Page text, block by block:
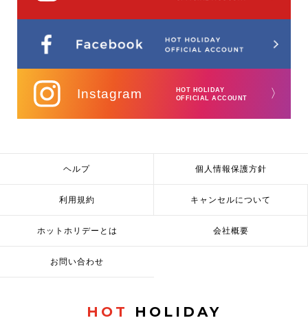
Instagram
HOT HOLIDAY
OFFICIAL ACCOUNT
〉
ヘルプ 個人情報保護方針
利用規約 キャンセルについて
ホットホリデーとは 会社概要
お問い合わせ
HOT HOLIDAY